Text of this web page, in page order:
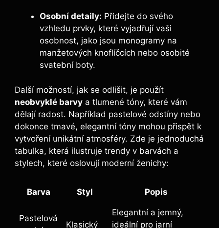
Osobní detaily: Přidejte do svého
vzhledu prvky, které vyjadřují vaši
osobnost, jako jsou monogramy na
manžetových knoflíčcích nebo osobité
svatební boty.
Další možností, jak se odlišit, je použít
neobvyklé barvy a tlumené tóny, které vám
dělají radost. Například pastelové odstíny nebo
dokonce tmavé, elegantní tóny mohou přispět k
vytvoření unikátní atmosféry. Zde je jednoduchá
tabulka, která ilustruje trendy v barvách a
stylech, které oslovují moderní ženichy:
Barva Styl Popis
Pastelová
Klasický
Elegantní a jemný,
ideální pro jarní